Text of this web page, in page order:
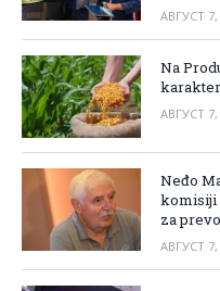
АВГУСТ 7,
Na
АВГУСТ 7,
Neđo
komisiji
za
АВГУСТ 7,